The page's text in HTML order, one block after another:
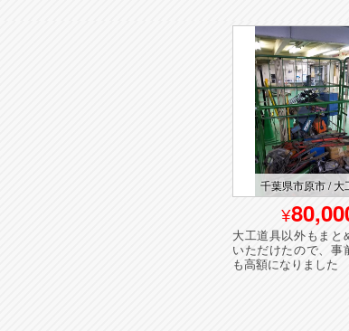
千葉県市原市 / 大
大工道具以外もまと
いただけたので、事
も高額になりました